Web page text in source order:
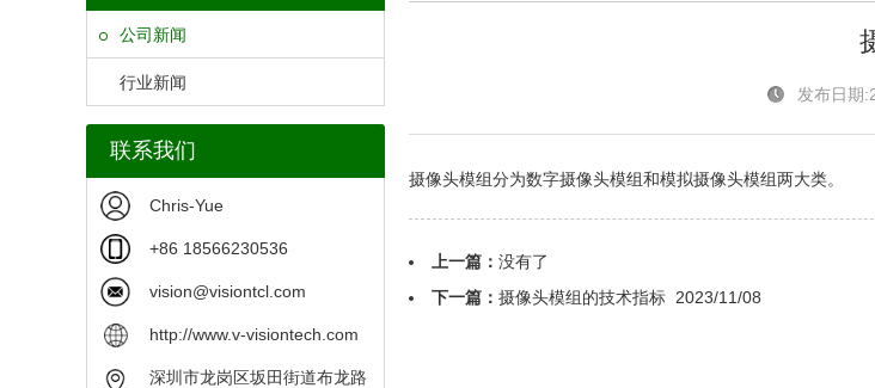
公司新闻
行业新闻
联系我们
Chris-Yue
+86 18566230536
vision@visiontcl.com
http://www.v-visiontech.com
深圳市龙岗区坂田街道布龙路
发布日期
摄像头模组分为数字摄像头模组和模拟摄像头模组两大类。
上一篇： 没有了
下一篇： 摄像头模组的技术指标 2023/11/08